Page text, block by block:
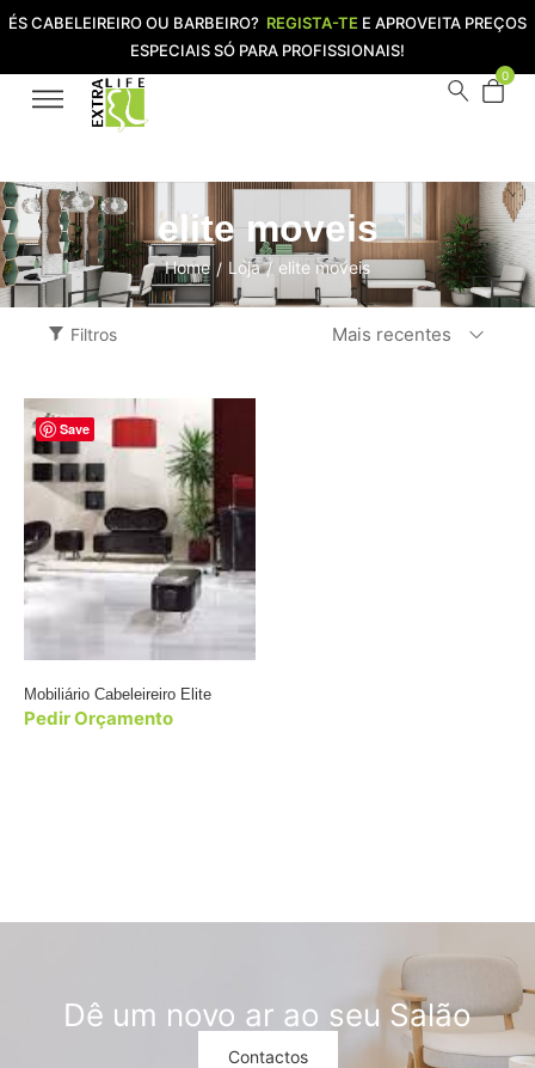
ÉS CABELEIREIRO OU BARBEIRO? REGISTA-TE E APROVEITA PREÇOS
ESPECIAIS SÓ PARA PROFISSIONAIS!
0
elite moveis
Home / Loja / elite moveis
Filtros Mais recentes
Save
Mobiliário Cabeleireiro Elite
Pedir Orçamento
Dê um novo ar ao seu Salão
Contactos